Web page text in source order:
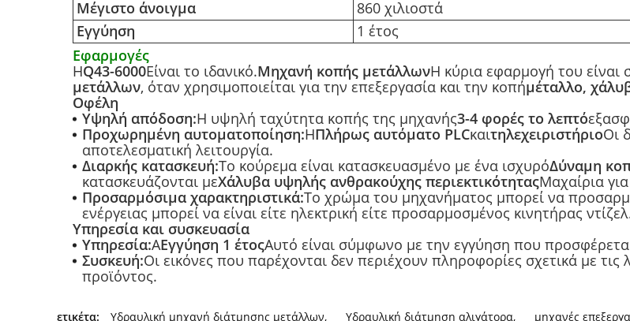
Μέγιστο άνοιγμα
860 χιλιοστά
Εγγύηση
1 έτος
Εφαρμογές
ΗQ43-6000Είναι το ιδανικό.Μηχανή κοπής μετάλλωνΗ κύρια εφαρμογή του είναι
μετάλλων, όταν χρησιμοποιείται για την επεξεργασία και την κοπήμέταλλο,
Οφέλη
Υψηλή απόδοση:Η υψηλή ταχύτητα κοπής της μηχανής3-4 φορές το λεπτό
Προχωρημένη αυτοματοποίηση:ΗΠλήρως αυτόματο PLCκαιτηλεχειριστήριοΟι
αποτελεσματική λειτουργία.
Διαρκής κατασκευή:Το κούρεμα είναι κατασκευασμένο με ένα ισχυρόΔύναμη
κατασκευάζονται μεΧάλυβα υψηλής ανθρακούχης περιεκτικότηταςΜαχαίρια
Προσαρμόσιμα χαρακτηριστικά:Το χρώμα του μηχανήματος μπορεί να
ενέργειας μπορεί να είναι είτε ηλεκτρική είτε προσαρμοσμένος κινητήρας
Υπηρεσία και συσκευασία
Υπηρεσία:ΑΕγγύηση 1 έτοςΑυτό είναι σύμφωνο με την εγγύηση που
Συσκευή:Οι εικόνες που παρέχονται δεν περιέχουν πληροφορίες σχετικά με
προϊόντος.
ετικέτα: Υδραυλική μηχανή διάτμησης μετάλλων, Υδραυλική διάτμηση αλιγάτορα, μηχανές